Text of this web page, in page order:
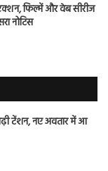
फिल्में और वेब सीरीज
नोटिस
टेंशन, नए अवतार में आ